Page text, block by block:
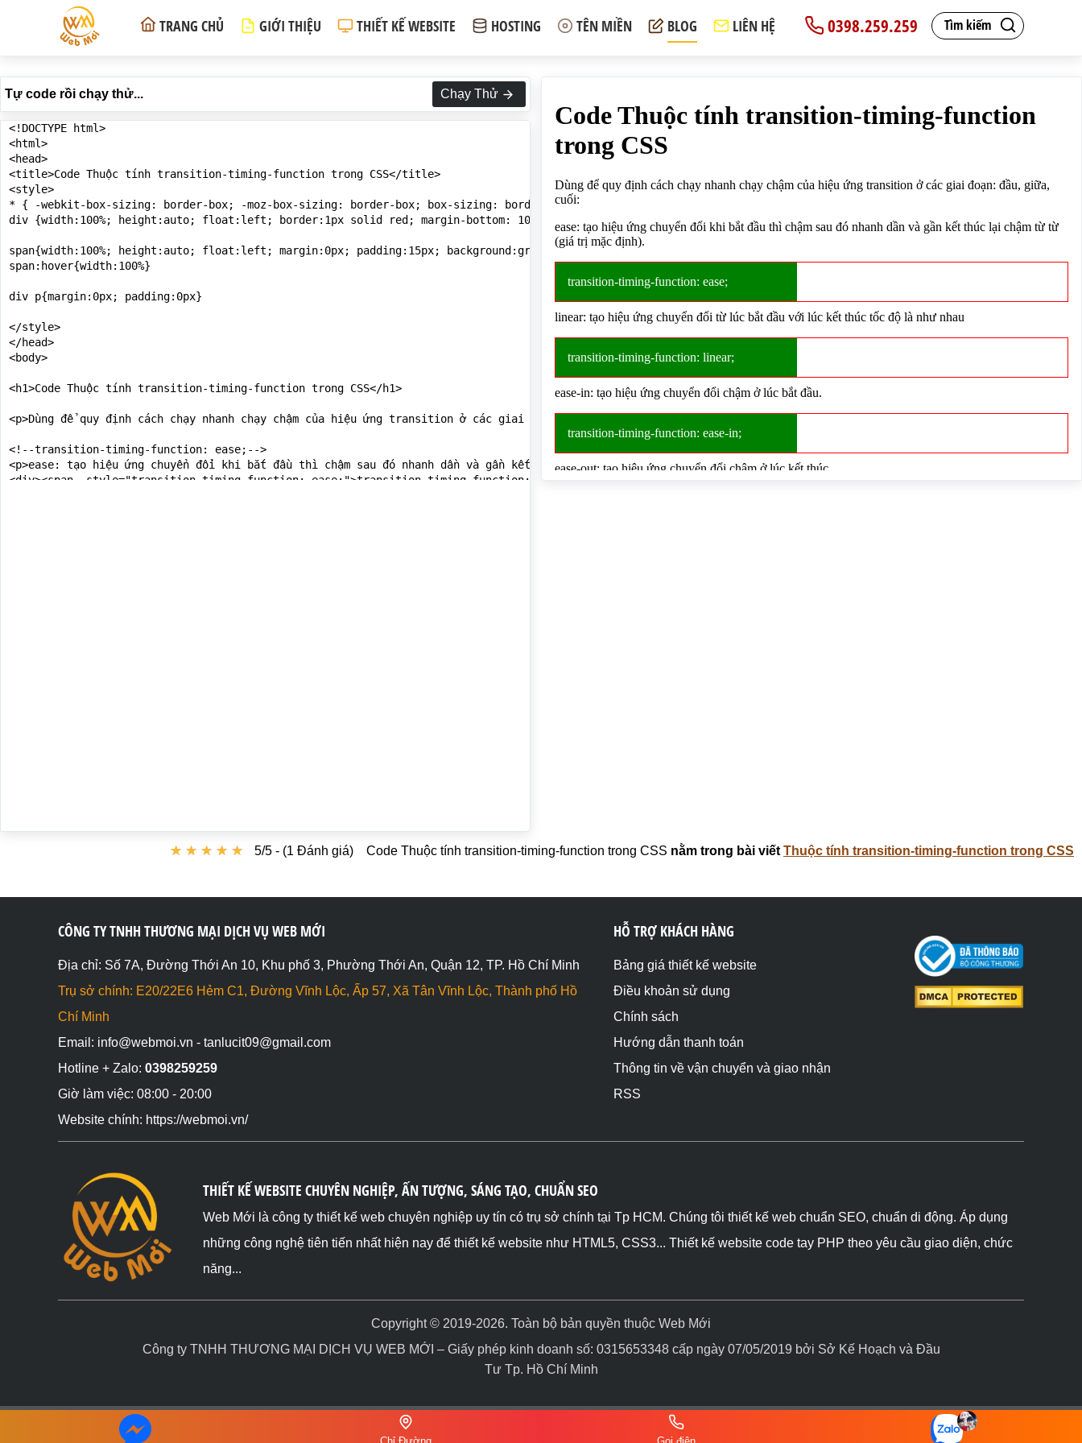
Tìm kiếm
0398.259.259
TRANG CHỦ GIỚI THIỆU THIẾT KẾ WEBSITE HOSTING TÊN MIỀN BLOG LIÊN HỆ
Tự code rồi chạy thử... Chạy Thử
<!DOCTYPE html>
<html>
<head>
<title>Code Thuộc tính transition-timing-function trong CSS</title>
<style>
* { -webkit-box-sizing: border-box; -moz-box-sizing: border-box; box-sizing: border-box;}
div {width:100%; height:auto; float:left; border:1px solid red; margin-bottom: 10px}
span{width:100%; height:auto; float:left; margin:0px; padding:15px; background:green; width:300px; color:#fff; transition-property:width; transition-duration: 3s; }
span:hover{width:100%}
div p{margin:0px; padding:0px}
</style>
</head>
<body>
<h1>Code Thuộc tính transition-timing-function trong CSS</h1>
<p>Dùng để quy định cách chạy nhanh chạy chậm của hiệu ứng transition ở các giai đoạn: đầu, giữa, cuối:</p>
<!--transition-timing-function: ease;-->
<p>ease: tạo hiệu ứng chuyển đổi khi bắt đầu thì chậm sau đó nhanh dần và gần kết thúc lại chậm từ từ (giá trị mặc định).</p>
<div><span  style="transition-timing-function: ease;">transition-timing-function: ease;</span></div>
Code Thuộc tính transition-timing-function trong CSS nằm trong bài viết Thuộc tính transition-timing-function trong CSS
★ ★ ★ ★ ★
★ ★ ★ ★ ★ 5/5 - (1 Đánh giá)
CÔNG TY TNHH THƯƠNG MẠI DỊCH VỤ WEB MỚI
Địa chỉ: Số 7A, Đường Thới An 10, Khu phố 3, Phường Thới An, Quận 12, TP. Hồ Chí Minh
Trụ sở chính: E20/22E6 Hẻm C1, Đường Vĩnh Lộc, Ấp 57, Xã Tân Vĩnh Lộc, Thành phố Hồ
Chí Minh
Email: info@webmoi.vn - tanlucit09@gmail.com
Hotline + Zalo: 0398259259
Giờ làm việc: 08:00 - 20:00
Website chính: https://webmoi.vn/
HỖ TRỢ KHÁCH HÀNG
Bảng giá thiết kế website
Điều khoản sử dụng
Chính sách
Hướng dẫn thanh toán
Thông tin về vận chuyển và giao nhận
RSS
THIẾT KẾ WEBSITE CHUYÊN NGHIỆP, ẤN TƯỢNG, SÁNG TẠO, CHUẨN SEO
Web Mới là công ty thiết kế web chuyên nghiệp uy tín có trụ sở chính tại Tp HCM. Chúng tôi thiết kế web chuẩn SEO, chuẩn di động. Áp dụng
những công nghệ tiên tiến nhất hiện nay để thiết kế website như HTML5, CSS3... Thiết kế website code tay PHP theo yêu cầu giao diện, chức
năng...
Copyright © 2019-2026. Toàn bộ bản quyền thuộc Web Mới
Công ty TNHH THƯƠNG MẠI DỊCH VỤ WEB MỚI – Giấy phép kinh doanh số: 0315653348 cấp ngày 07/05/2019 bởi Sở Kế Hoạch và Đầu
Tư Tp. Hồ Chí Minh